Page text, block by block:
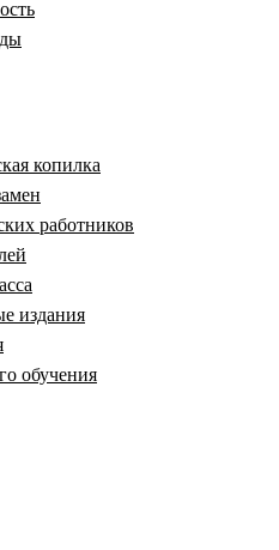
копилка
работников
издания
обучения